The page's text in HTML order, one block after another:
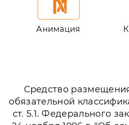
Анимация
Средство
обязательной
ст. 5.1. Федерального